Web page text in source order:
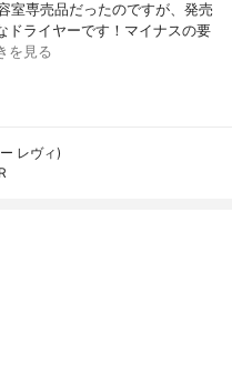
室専売品だったのですが、発売
ドライヤーです！マイナスの要
を見る
レヴィ)